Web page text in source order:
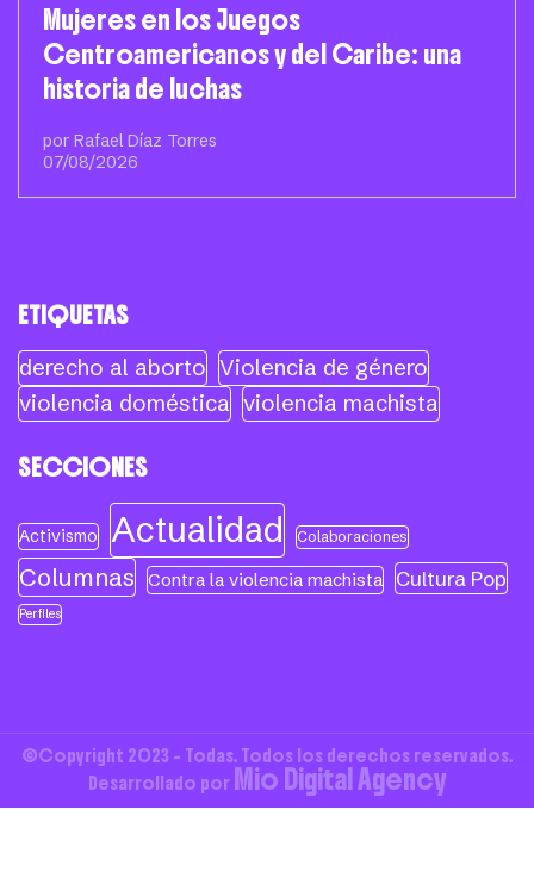
Mujeres en los Juegos
Centroamericanos y del Caribe: una
historia de luchas
por Rafael Díaz Torres
07/08/2026
ETIQUETAS
derecho al aborto Violencia de género
violencia doméstica violencia machista
SECCIONES
Activismo Actualidad Colaboraciones
Columnas Contra la violencia machista Cultura Pop
Perfiles
©Copyright 2023 - Todas. Todos los derechos reservados.
Desarrollado por Mio Digital Agency